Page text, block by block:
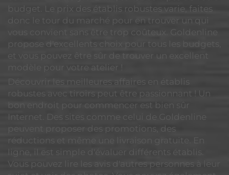
budget. Le prix des établis robustes varie, faites
donc le tour du marché pour en trouver un qui
vous convient sans être trop coûteux. Goldenline
propose d'excellents choix pour tous les budgets,
et vous pouvez être sûr de trouver un excellent
modèle pour votre atelier !
Découvrir les meilleures affaires en établis
robustes avec tiroirs peut être passionnant ! Un
bon endroit pour commencer est bien sûr
Internet. Des sites comme celui de Goldenline
peuvent proposer des promotions, des
réductions et même une livraison gratuite. En
ligne, il est simple d'évaluer différents établis.
Vous pouvez lire les avis d'autres personnes à leur